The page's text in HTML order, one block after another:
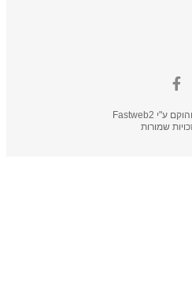
ע"י Fastweb2
שמורות